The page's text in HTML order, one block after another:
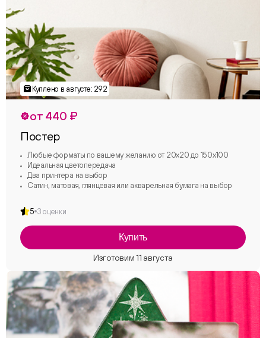
от 440 ₽
Постер
Любые форматы по вашему желанию от 20х20 до 150х100
Идеальная цветопередача
Два принтера на выбор
Сатин, матовая, глянцевая или акварельная бумага на выбор
5 3 оценки
Купить